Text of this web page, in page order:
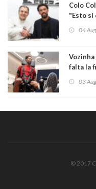
Colo
"Esto sí
04
falta la
03
© 2017